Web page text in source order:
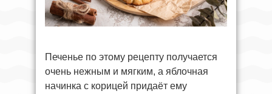
Печенье по этому рецепту получается
очень нежным и мягким, а яблочная
начинка с корицей придаёт ему